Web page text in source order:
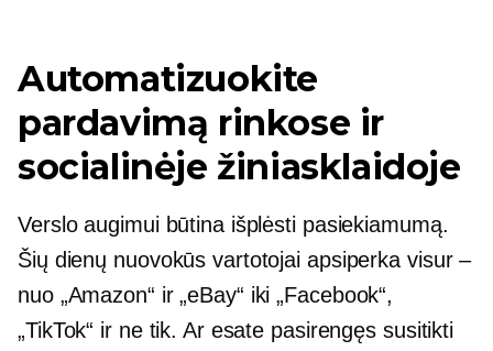
Automatizuokite
pardavimą rinkose ir
socialinėje žiniasklaidoje
Verslo augimui būtina išplėsti pasiekiamumą.
Šių dienų nuovokūs vartotojai apsiperka visur –
nuo ​​„Amazon“ ir „eBay“ iki „Facebook“,
„TikTok“ ir ne tik. Ar esate pasirengęs susitikti